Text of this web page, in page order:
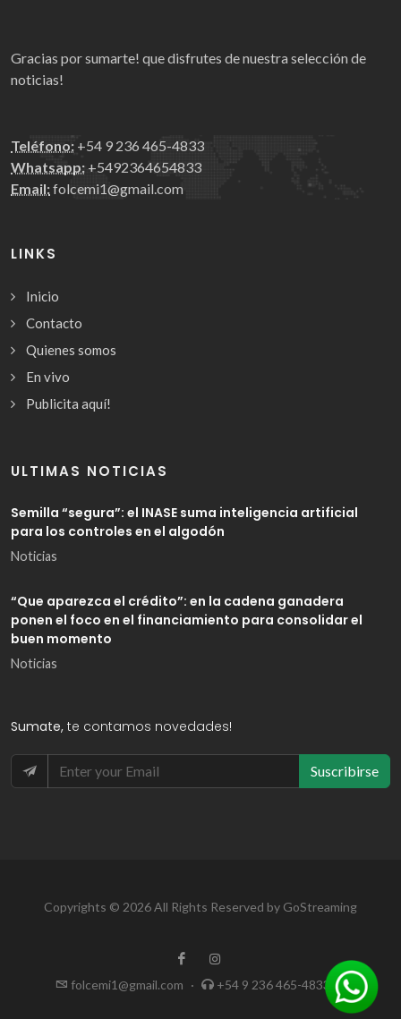
Gracias por sumarte! que disfrutes de nuestra selección de
noticias!
Teléfono: +54 9 236 465-4833
Whatsapp: +5492364654833
Email:folcemi1@gmail.com
LINKS
Inicio
Contacto
Quienes somos
En vivo
Publicita aquí!
ULTIMAS NOTICIAS
Semilla “segura”: el INASE suma inteligencia artificial
para los controles en el algodón
Noticias
“Que aparezca el crédito”: en la cadena ganadera
ponen el foco en el financiamiento para consolidar el
buen momento
Noticias
Sumate, te contamos novedades!
Suscribirse
Copyrights © 2026 All Rights Reserved by GoStreaming
folcemi1@gmail.com · +54 9 236 465-4833 ·